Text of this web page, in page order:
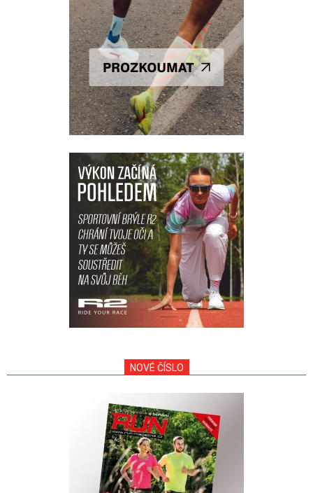
NOVÉ ČÍSLO